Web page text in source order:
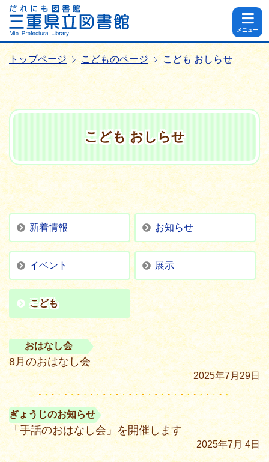
メニュー
トップページ こどものページ こども おしらせ
こども おしらせ
新着情報 お知らせ
イベント 展示
こども
おはなし会
8月のおはなし会
2025年7月29日
ぎょうじのお知らせ
「手話のおはなし会」を開催します
2025年7月 4日